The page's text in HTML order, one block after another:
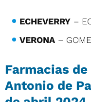
ECHEVERRY –
VERONA –
Farmacias
Antonio de